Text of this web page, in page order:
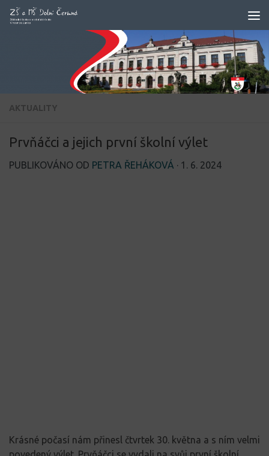
Skip to content
AKTUALITY
Prvňáčci a jejich první školní výlet
PUBLIKOVÁNO OD PETRA ŘEHÁKOVÁ · 1. 6. 2024
Krásné počasí nám přinesl čtvrtek 30. května a s ním velmi